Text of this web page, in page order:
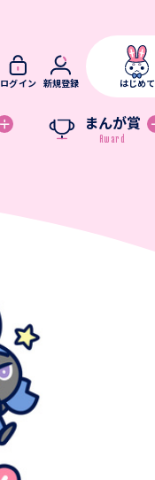
まんが賞
ログイン 新規登録 はじめて